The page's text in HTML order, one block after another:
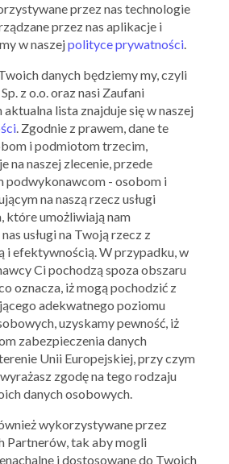
na wybrane produkty
- 03.08.2025
Skorzystaj z oferty
Martes Sport
na wybrane produkty
- 11.07.2025
Skorzystaj z oferty
przez nas technologie
przez nas aplikacje i
w naszejpolityce prywatności.
danych będziemy my, czyli
z o.o. oraz nasi Zaufani
lista znajduje się w naszej
. Zgodnie z prawem, dane te
i podmiotom trzecim,
na naszej zlecenie, przede
podwykonawcom - osobom i
na naszą rzecz usługi
które umożliwiają nam
usługi na Twoją rzecz z
i efektywnością. W przypadku, w
Ci pochodzą spoza obszaru
oznacza, iż mogą pochodzić z
adekwatnego poziomu
uzyskamy pewność, iż
zabezpieczenia danych
Unii Europejskiej, przy czym
zgodę na tego rodzaju
danych osobowych.
wykorzystywane przez
Partnerów, tak aby mogli
i dostosowane do Twoich